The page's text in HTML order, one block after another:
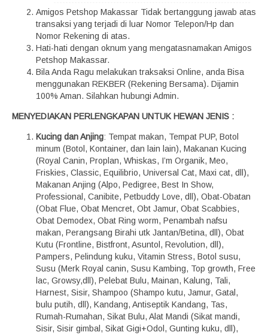
Amigos Petshop Makassar Tidak bertanggung jawab atas
transaksi yang terjadi di luar Nomor Telepon/Hp dan
Nomor Rekening di atas.
Hati-hati dengan oknum yang mengatasnamakan Amigos
Petshop Makassar.
Bila Anda Ragu melakukan traksaksi Online, anda Bisa
menggunakan REKBER (Rekening Bersama). Dijamin
100% Aman. Silahkan hubungi Admin.
MENYEDIAKAN PERLENGKAPAN UNTUK HEWAN JENIS :
Kucing dan Anjing: Tempat makan, Tempat PUP, Botol
minum (Botol, Kontainer, dan lain lain), Makanan Kucing
(Royal Canin, Proplan, Whiskas, I’m Organik, Meo,
Friskies, Classic, Equilibrio, Universal Cat, Maxi cat, dll),
Makanan Anjing (Alpo, Pedigree, Best In Show,
Professional, Canibite, Petbuddy Love, dll), Obat-Obatan
(Obat Flue, Obat Mencret, Obt Jamur, Obat Scabbies,
Obat Demodex, Obat Ring worm, Penambah nafsu
makan, Perangsang Birahi utk Jantan/Betina, dll), Obat
Kutu (Frontline, Bistfront, Asuntol, Revolution, dll),
Pampers, Pelindung kuku, Vitamin Stress, Botol susu,
Susu (Merk Royal canin, Susu Kambing, Top growth, Free
lac, Growsy,dll), Pelebat Bulu, Mainan, Kalung, Tali,
Harnest, Sisir, Shampoo (Shampo kutu, Jamur, Gatal,
bulu putih, dll), Kandang, Antiseptik Kandang, Tas,
Rumah-Rumahan, Sikat Bulu, Alat Mandi (Sikat mandi,
Sisir, Sisir gimbal, Sikat Gigi+Odol, Gunting kuku, dll),